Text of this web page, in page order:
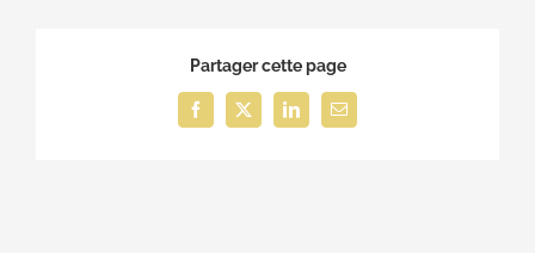
Partager cette page
Facebook
X LinkedInEmail